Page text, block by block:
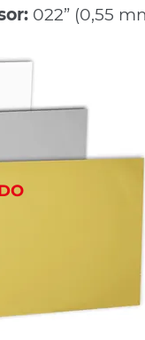
022” (0,55